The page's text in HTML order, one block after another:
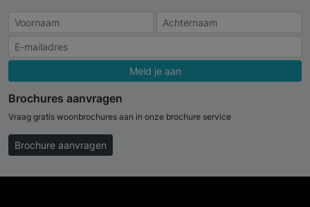
Meld je aan
Brochures aanvragen
Vraag gratis woonbrochures aan in onze brochure service
Brochure aanvragen